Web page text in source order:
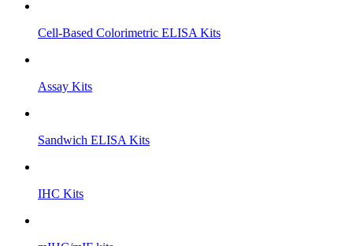
Cell-Based Colorimetric ELISA Kits
Assay Kits
Sandwich ELISA Kits
IHC Kits